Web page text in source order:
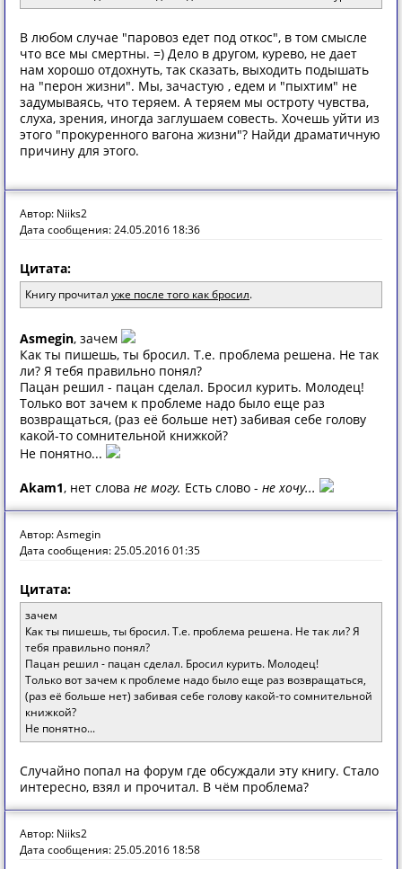
В любом случае "паровоз едет под откос", в том смысле
что все мы смертны. =) Дело в другом, курево, не дает
нам хорошо отдохнуть, так сказать, выходить подышать
на "перон жизни". Мы, зачастую , едем и "пыхтим" не
задумываясь, что теряем. А теряем мы остроту чувства,
слуха, зрения, иногда заглушаем совесть. Хочешь уйти из
этого "прокуренного вагона жизни"? Найди драматичную
причину для этого.
Автор: Niiks2
Дата сообщения: 24.05.2016 18:36
Цитата:
Книгу прочитал уже после того как бросил.
Asmegin, зачем
Как ты пишешь, ты бросил. Т.е. проблема решена. Не так
ли? Я тебя правильно понял?
Пацан решил - пацан сделал. Бросил курить. Молодец!
Только вот зачем к проблеме надо было еще раз
возвращаться, (раз её больше нет) забивая себе голову
какой-то сомнительной книжкой?
Не понятно...
Akam1, нет слова не могу. Есть слово - не хочу...
Автор: Asmegin
Дата сообщения: 25.05.2016 01:35
Цитата:
зачем
Как ты пишешь, ты бросил. Т.е. проблема решена. Не так ли? Я
тебя правильно понял?
Пацан решил - пацан сделал. Бросил курить. Молодец!
Только вот зачем к проблеме надо было еще раз возвращаться,
(раз её больше нет) забивая себе голову какой-то сомнительной
книжкой?
Не понятно...
Случайно попал на форум где обсуждали эту книгу. Стало
интересно, взял и прочитал. В чём проблема?
Автор: Niiks2
Дата сообщения: 25.05.2016 18:58